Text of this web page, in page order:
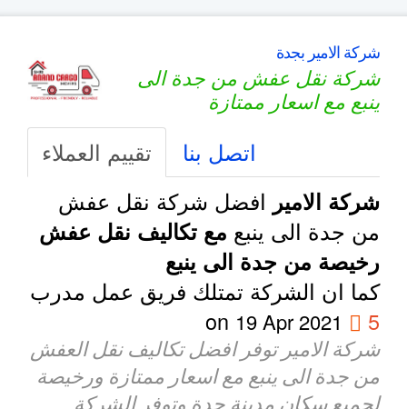
شركة الامير بجدة
شركة نقل عفش من جدة الى
ينبع مع اسعار ممتازة
تقييم العملاء اتصل بنا
شركة الاميرافضل شركة نقل عفش
من جدة الى ينبعمع تكاليف نقل عفش
رخيصة من جدة الى ينبع
كما ان الشركة تمتلك فريق عمل مدرب
19 Apr 2021
شركة الامير توفر افضل تكاليف نقل العفش
من جدة الى ينبع مع اسعار ممتازة ورخيصة